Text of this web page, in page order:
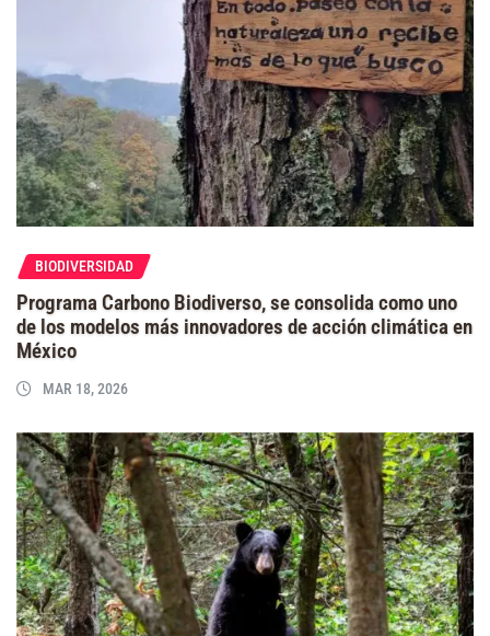
BIODIVERSIDAD
Programa Carbono Biodiverso, se consolida como uno
de los modelos más innovadores de acción climática en
México
MAR 18, 2026